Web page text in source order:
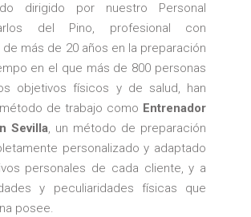
dirigido por nuestro Personal
del Pino, profesional con
más de 20 años en la preparación
en el que más de 800 personas
objetivos físicos y de salud, han
de trabajo como Entrenador
Sevilla, un método de preparación
personalizado y adaptado
personales de cada cliente, y a
y peculiaridades físicas que
posee.